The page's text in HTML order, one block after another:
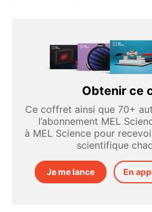
Obtenir ce
Ce coffret ainsi que 70+
l’abonnement MEL
à MEL Science pour
scientifique
Je me lance En